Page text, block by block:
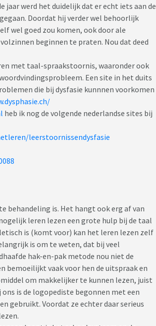
werd het duidelijk dat er echt iets aan de
Doordat hij verder wel behoorlijk
wel goed zou komen, ook door ale
beginnen te praten. Nou dat deed
met taal-spraakstoornis, waaronder ook
Een site in het duits
die bij dysfasie kunnnen voorkomen
heb ik nog de volgende nederlandse sites bij
leerstoornissendysfasie
behandeling is. Het hangt ook erg af van
leren lezen een grote hulp bij de taal
is (komt voor) kan het leren lezen zelf
is om te weten, dat bij veel
hak-en-pak metode nou niet de
bemoeilijkt vaak voor hen de uitspraak en
om makkelijker te kunnen lezen, juist
is de logopediste begonnen met een
gebruikt. Voordat ze echter daar serieus